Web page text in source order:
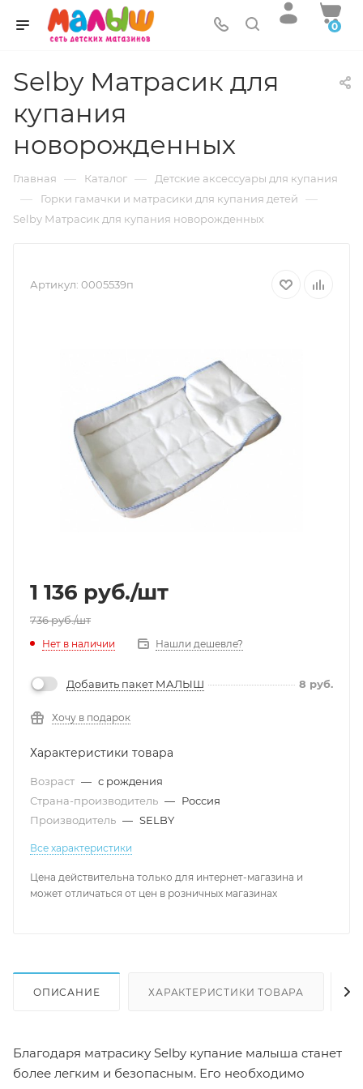
0
Selby Матрасик для
купания
новорожденных
Главная — Каталог — Детские аксессуары для купания
— Горки гамачки и матрасики для купания детей —
Selby Матрасик для купания новорожденных
Артикул: 0005539п
1 136 руб./шт
736руб./шт
Нет в наличии Нашли дешевле?
Добавить пакет МАЛЫШ 8 руб.
Хочу в подарок
Характеристики товара
Возраст — с рождения
Страна-производитель — Россия
Производитель — SELBY
Все характеристики
Цена действительна только для интернет-магазина и
может отличаться от цен в розничных магазинах
ОПИСАНИЕ ХАРАКТЕРИСТИКИ ТОВАРА
Благодаря матрасику Selby купание малыша станет
более легким и безопасным. Его необходимо